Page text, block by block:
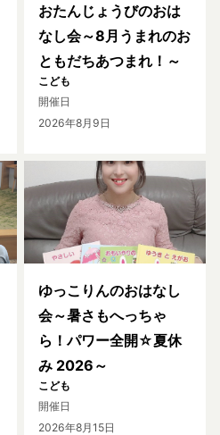
おたんじょうびのおは
なし会～8月うまれのお
ともだちあつまれ！～
こども
開催日
2026年8月9日
ゆっこりんのおはなし
会～暑さもへっちゃ
ら！パワー全開☆夏休
み 2026～
こども
開催日
2026年8月15日